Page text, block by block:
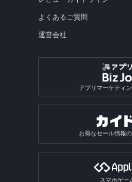
よくあるご質問
運営会社
アプリマーケティ
お得なセール情報
スマホゲー